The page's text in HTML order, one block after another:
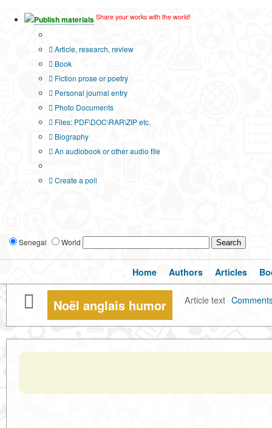
Publish materials Share your works with the world!
Article, research, review
Book
Fiction prose or poetry
Personal journal entry
Photo Documents
Files: PDF\DOC\RAR\ZIP etc.
Biography
An audiobook or other audio file
Create a poll
Senegal World
Home Authors Articles
Noël anglais humor Article text·